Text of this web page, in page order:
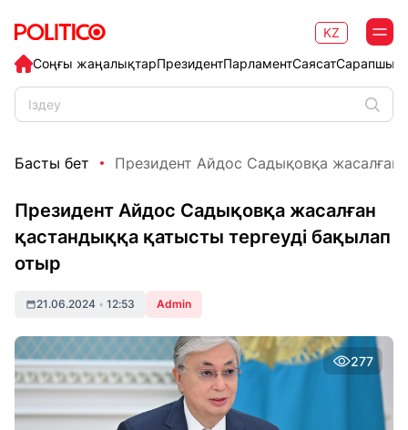
Соңғы жаңалықтарПрезидентПарламентСаясат
KZ
Басты бет Президент Айдос Садықовқа жасалған
Президент Айдос Садықовқа жасалған
қастандыққа қатысты тергеуді бақылап
отыр
21.06.2024 • 12:53 Admin
277